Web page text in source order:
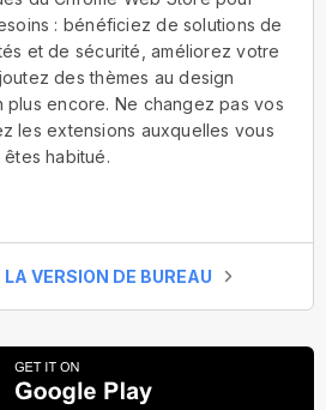
: bénéficiez de solutions de
et de sécurité, améliorez votre
des thèmes au design
plus encore. Ne changez pas vos
les extensions auxquelles vous
êtes habitué.
VERSION DE BUREAU